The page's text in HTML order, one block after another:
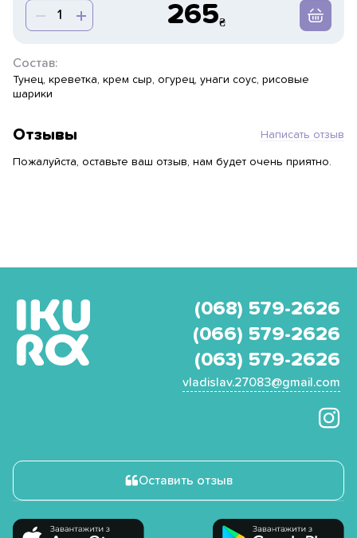
265
Состав:
Тунец, креветка, крем сыр, огурец, унаги соус, рисовые
шарики
Отзывы Написать отзыв
Пожалуйста, оставьте ваш отзыв, нам будет очень приятно.
(068) 579-2626
(066) 579-2626
(063) 579-2626
vladislav.27083@gmail.com
Оставить отзыв